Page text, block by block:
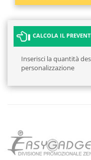
CALCOLA IL
Inserisci la quantità
personalizzazione